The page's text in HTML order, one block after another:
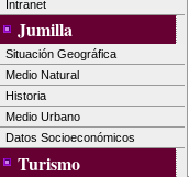
Intranet
Jumilla
Situación Geográfica
Medio Natural
Historia
Medio Urbano
Datos Socioeconómicos
Turismo